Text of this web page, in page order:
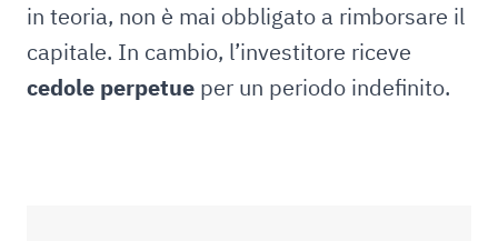
in teoria, non è mai obbligato a rimborsare il
capitale. In cambio, l’investitore riceve
cedole perpetue per un periodo indefinito.